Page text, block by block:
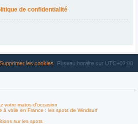
de confidentialité
Fuseau horaire sur UTC+02:00
Supprimer les cookies
votre matos d'occasion
à voile en France : les spots de Windsurf
sur les spots